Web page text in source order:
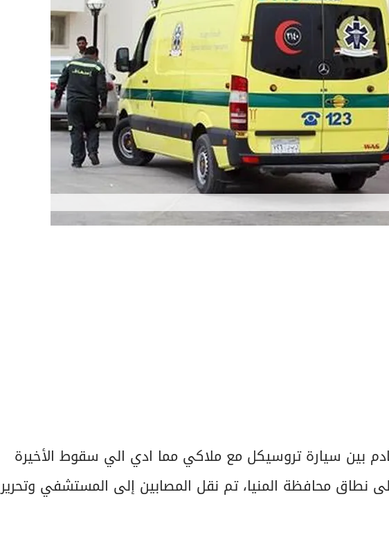
تصادم بين سيارة تروسيكل مع ملاكي مما ادي الي سقوط الأخيرة
نطاق محافظة المنيا، تم نقل المصابين إلى المستشفي وتحرير